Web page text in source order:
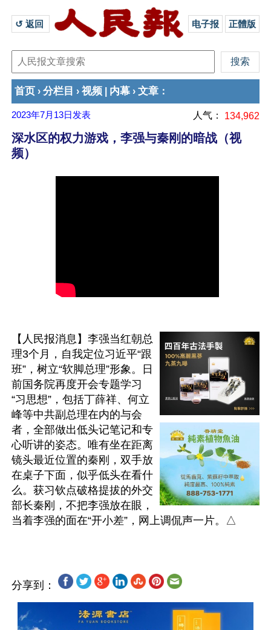
↺ 返回 电子报 正體版
首页 › 分栏目 › 视频 内幕 › 文章 ：
2023年7月13日 发表 人气： 134,962
深水区的权力游戏，李强与秦刚的暗战（视
频）
【人民报消息】李强当红朝总
理3个月，自我定位习近平“跟
班”，树立“软脚总理”形象。日
前国务院再度开会专题学习
“习思想”，包括丁薛祥、何立
峰等中共副总理在内的与会
者，全部做出低头记笔记和专
心听讲的姿态。唯有坐在距离
镜头最近位置的秦刚，双手放
在桌子下面，似乎低头在看什
么。获习钦点破格提拔的外交
部长秦刚，不把李强放在眼，
当着李强的面在“开小差”，网上调侃声一片。△
分享到：